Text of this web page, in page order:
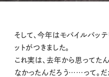
そして、今年はモバイルバッ
ットがつきました。
これ実は、去年から思ってた
なかったんだろう……って。だ